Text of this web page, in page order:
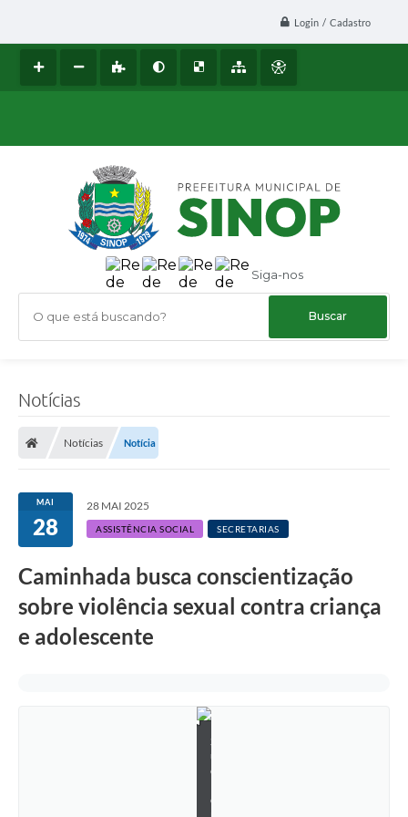
Login / Cadastro
Siga-nos
O que está buscando?
Notícias
Notícias Notícia
MAI
28
28 MAI 2025
ASSISTÊNCIA SOCIAL SECRETARIAS
Caminhada busca conscientização
sobre violência sexual contra criança
e adolescente
S
u
e
e